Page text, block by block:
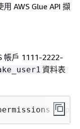
AWS Glue API 擷
帳戶 1111-2222-
資料表
--